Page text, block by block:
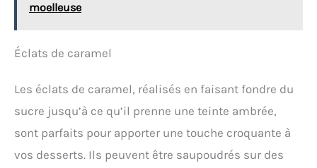
moelleuse
Éclats de caramel
Les éclats de caramel, réalisés en faisant fondre du
sucre jusqu’à ce qu’il prenne une teinte ambrée,
sont parfaits pour apporter une touche croquante à
vos desserts. Ils peuvent être saupoudrés sur des